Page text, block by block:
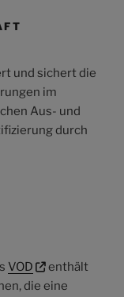
und sichert die
im
Aus- und
durch
VOD
enthält
die eine